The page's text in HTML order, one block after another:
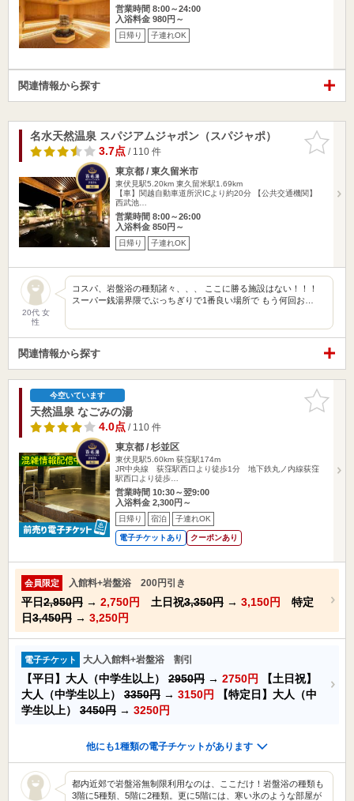
営業時間 8:00～24:00
入浴料金 980円～
日帰り 子連れOK
関連情報から探す
お気に入
りに追加
名水天然温泉 スパジアムジャポン（スパジャポ）
3.7点/ 110 件
東京都 / 東久留米市
東伏見駅5.20km 東久留米駅1.69km
【車】関越自動車道所沢ICより約20分 【公共交通機関】
西武池…
営業時間 8:00～26:00
入浴料金 850円～
日帰り 子連れOK
20代 女
性
コスパ、岩盤浴の種類諸々、、、 ここに勝る施設はない！！！
スーパー銭湯界隈でぶっちぎりで1番良い場所で もう何回お…
関連情報から探す
お気に入
りに追加
今空いています
天然温泉 なごみの湯
4.0点/ 110 件
東京都 / 杉並区
東伏見駅5.60km 荻窪駅174m
JR中央線 荻窪駅西口より徒歩1分 地下鉄丸ノ内線荻窪
駅西口より徒歩…
営業時間 10:30～翌9:00
入浴料金 2,300円～
日帰り 宿泊 子連れOK
電子チケットあり クーポンあり
会員限定 入館料+岩盤浴 200円引き
平日2,950円 → 2,750円 土日祝3,350円 → 3,150円
特定
日3,450円 → 3,250円
電子チケット 大人入館料+岩盤浴 割引
【平日】大人（中学生以上） 2950円 → 2750円
【土日祝】
大人（中学生以上） 3350円 → 3150円
【特定日】大人（中
学生以上） 3450円 → 3250円
他にも1種類の電子チケットがあります
都内近郊で岩盤浴無制限利用なのは、ここだけ！岩盤浴の種類も
3階に5種類、5階に2種類。更に5階には、寒い氷のような部屋が